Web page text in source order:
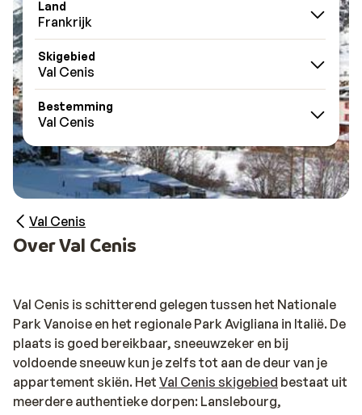
Land
Frankrijk
Skigebied
Val Cenis
Bestemming
Val Cenis
Val Cenis
Over Val Cenis
Val Cenis is schitterend gelegen tussen het Nationale
Park Vanoise en het regionale Park Avigliana in Italië. De
plaats is goed bereikbaar, sneeuwzeker en bij
voldoende sneeuw kun je zelfs tot aan de deur van je
appartement skiën. Het Val Cenis skigebied bestaat uit
meerdere authentieke dorpen: Lanslebourg,